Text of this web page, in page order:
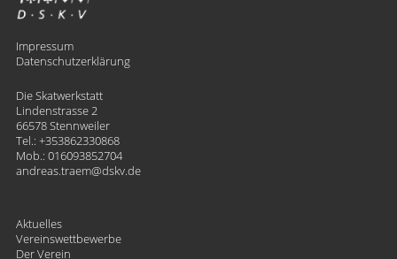
Impressum
Datenschutzerklärung
Die Skatwerkstatt
Lindenstrasse 2
66578 Stennweiler
Tel.: +353862330868
Mob.: 016093852704
andreas.traem
​dskv.de
Aktuelles
Vereinswettbewerbe
Der Verein